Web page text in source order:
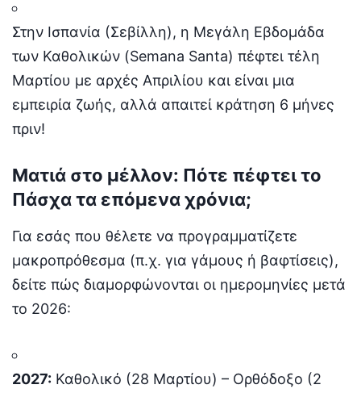
Στην Ισπανία (Σεβίλλη), η Μεγάλη Εβδομάδα
των Καθολικών (Semana Santa) πέφτει τέλη
Μαρτίου με αρχές Απριλίου και είναι μια
εμπειρία ζωής, αλλά απαιτεί κράτηση 6 μήνες
πριν!
Ματιά στο μέλλον: Πότε πέφτει το
Πάσχα τα επόμενα χρόνια;
Για εσάς που θέλετε να προγραμματίζετε
μακροπρόθεσμα (π.χ. για γάμους ή βαφτίσεις),
δείτε πώς διαμορφώνονται οι ημερομηνίες μετά
το 2026:
2027: Καθολικό (28 Μαρτίου) – Ορθόδοξο (2